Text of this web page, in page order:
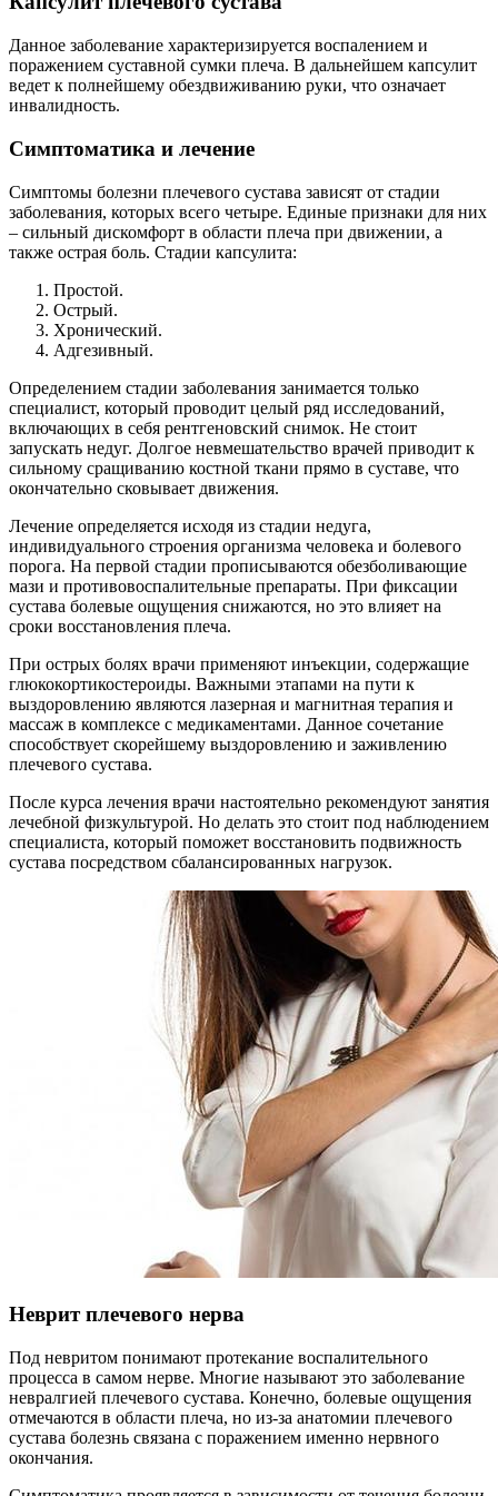
Данное заболевание характеризируется воспалением и
поражением суставной сумки плеча. В дальнейшем капсулит
ведет к полнейшему обездвиживанию руки, что означает
инвалидность.
Симптоматика и лечение
Симптомы болезни плечевого сустава зависят от стадии
заболевания, которых всего четыре. Единые признаки для них
– сильный дискомфорт в области плеча при движении, а
также острая боль. Стадии капсулита:
Простой.
Острый.
Хронический.
Адгезивный.
Определением стадии заболевания занимается только
специалист, который проводит целый ряд исследований,
включающих в себя рентгеновский снимок. Не стоит
запускать недуг. Долгое невмешательство врачей приводит к
сильному сращиванию костной ткани прямо в суставе, что
окончательно сковывает движения.
Лечение определяется исходя из стадии недуга,
индивидуального строения организма человека и болевого
порога. На первой стадии прописываются обезболивающие
мази и противовоспалительные препараты. При фиксации
сустава болевые ощущения снижаются, но это влияет на
сроки восстановления плеча.
При острых болях врачи применяют инъекции, содержащие
глюкокортикостероиды. Важными этапами на пути к
выздоровлению являются лазерная и магнитная терапия и
массаж в комплексе с медикаментами. Данное сочетание
способствует скорейшему выздоровлению и заживлению
плечевого сустава.
После курса лечения врачи настоятельно рекомендуют занятия
лечебной физкультурой. Но делать это стоит под наблюдением
специалиста, который поможет восстановить подвижность
сустава посредством сбалансированных нагрузок.
Неврит плечевого нерва
Под невритом понимают протекание воспалительного
процесса в самом нерве. Многие называют это заболевание
невралгией плечевого сустава. Конечно, болевые ощущения
отмечаются в области плеча, но из-за анатомии плечевого
сустава болезнь связана с поражением именно нервного
окончания.